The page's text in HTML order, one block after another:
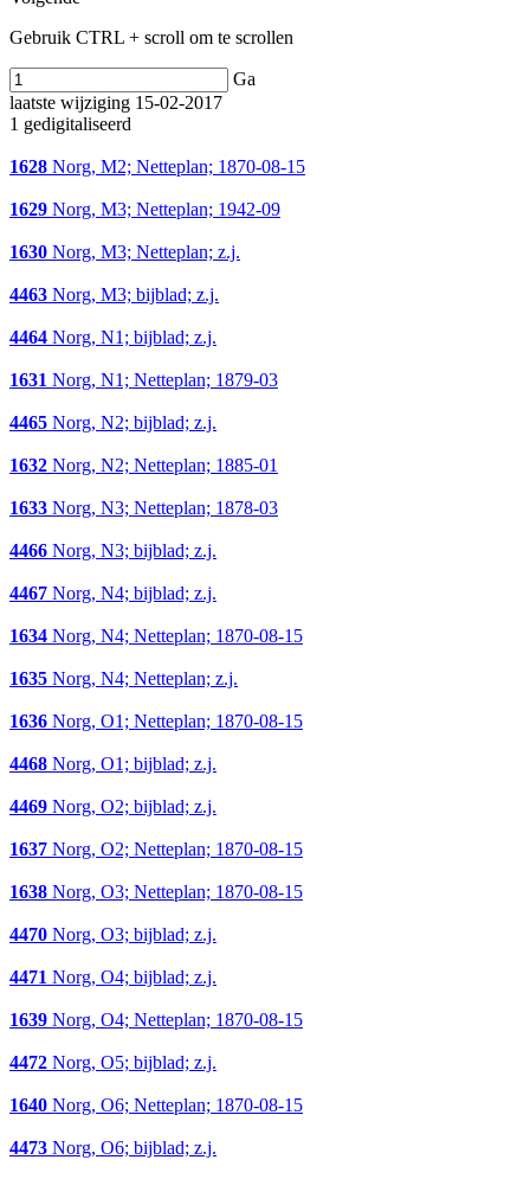
Gebruik CTRL + scroll om te scrollen
Ga
laatste wijziging 15-02-2017
1 gedigitaliseerd
1628 Norg, M2; Netteplan; 1870-08-15
1629 Norg, M3; Netteplan; 1942-09
1630 Norg, M3; Netteplan; z.j.
4463 Norg, M3; bijblad; z.j.
4464 Norg, N1; bijblad; z.j.
1631 Norg, N1; Netteplan; 1879-03
4465 Norg, N2; bijblad; z.j.
1632 Norg, N2; Netteplan; 1885-01
1633 Norg, N3; Netteplan; 1878-03
4466 Norg, N3; bijblad; z.j.
4467 Norg, N4; bijblad; z.j.
1634 Norg, N4; Netteplan; 1870-08-15
1635 Norg, N4; Netteplan; z.j.
1636 Norg, O1; Netteplan; 1870-08-15
4468 Norg, O1; bijblad; z.j.
4469 Norg, O2; bijblad; z.j.
1637 Norg, O2; Netteplan; 1870-08-15
1638 Norg, O3; Netteplan; 1870-08-15
4470 Norg, O3; bijblad; z.j.
4471 Norg, O4; bijblad; z.j.
1639 Norg, O4; Netteplan; 1870-08-15
4472 Norg, O5; bijblad; z.j.
1640 Norg, O6; Netteplan; 1870-08-15
4473 Norg, O6; bijblad; z.j.